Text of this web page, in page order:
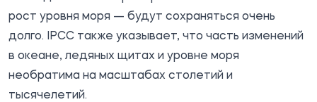
рост уровня моря — будут сохраняться очень
долго. IPCC также указывает, что часть изменений
в океане, ледяных щитах и уровне моря
необратима на масштабах столетий и
тысячелетий.